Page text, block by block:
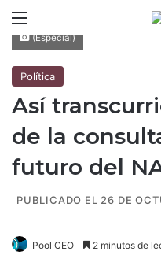
(Especial)
Política
Así
de la
futuro del
PUBLICADO EL 26 DE
Pool CEO 2 minutos de